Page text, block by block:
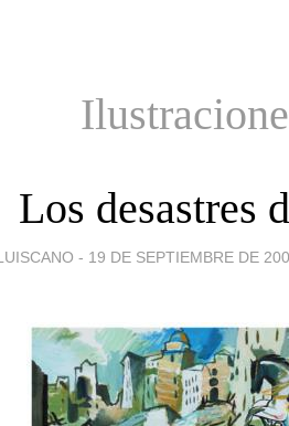
Los desastres
- 19 DE SEPTIEMBRE DE